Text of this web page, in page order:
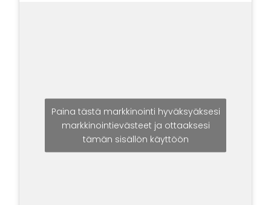
Paina tästä markkinointi hyväksyäksesi
markkinointievästeet ja ottaaksesi
tämän sisällön käyttöön